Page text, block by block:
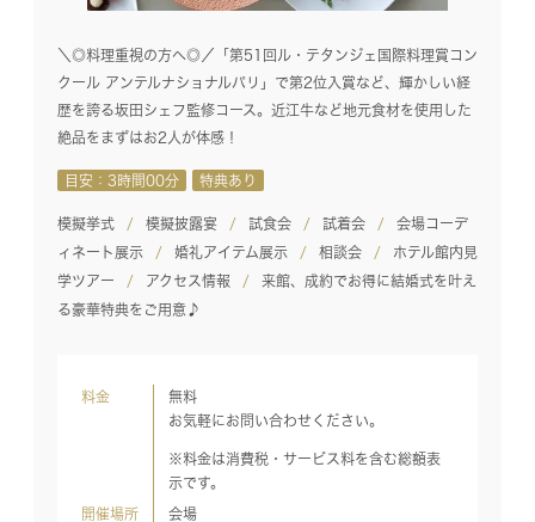
＼◎料理重視の方へ◎／「第51回ル・テタンジェ国際料理賞コン
クール アンテルナショナルパリ」で第2位入賞など、輝かしい経
歴を誇る坂田シェフ監修コース。近江牛など地元食材を使用した
絶品をまずはお2人が体感！
目安：3時間00分 特典あり
模擬挙式 模擬披露宴 試食会 試着会
会場コーデ
ィネート展示
婚礼アイテム展示 相談会
ホテル館内見
学ツアー
アクセス情報
来館、成約でお得に結婚式を叶え
る豪華特典をご用意♪
料金
無料
お気軽にお問い合わせください。
※料金は消費税・サービス料を含む総額表
示です。
開催場所 会場